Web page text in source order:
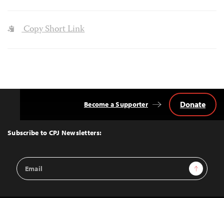
Copy Short Link
Top
Subscribe to CPJ Newsletters:
Email
Address
Sign Up
Become a Supporter Donate